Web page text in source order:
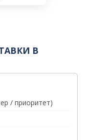
В
/ приоритет)